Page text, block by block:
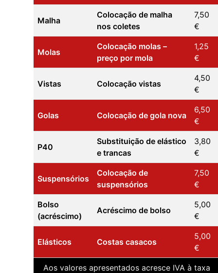
Malha
Colocação de malha
nos coletes
7,50
€
Molas
Colocação molas –
preço por mola
1,25
€
Vistas Colocação vistas
4,50
€
Golas Colocação de gola nova
6,50
€
P40
Substituição de elástico
e trancas
3,80
€
Suspensórios
Colocação de
suspensórios
7,50
€
Bolso
(acréscimo)
Acréscimo de bolso
5,00
€
Elásticos Costas casacos
5,00
€
Aos valores apresentados acresce IVA à taxa